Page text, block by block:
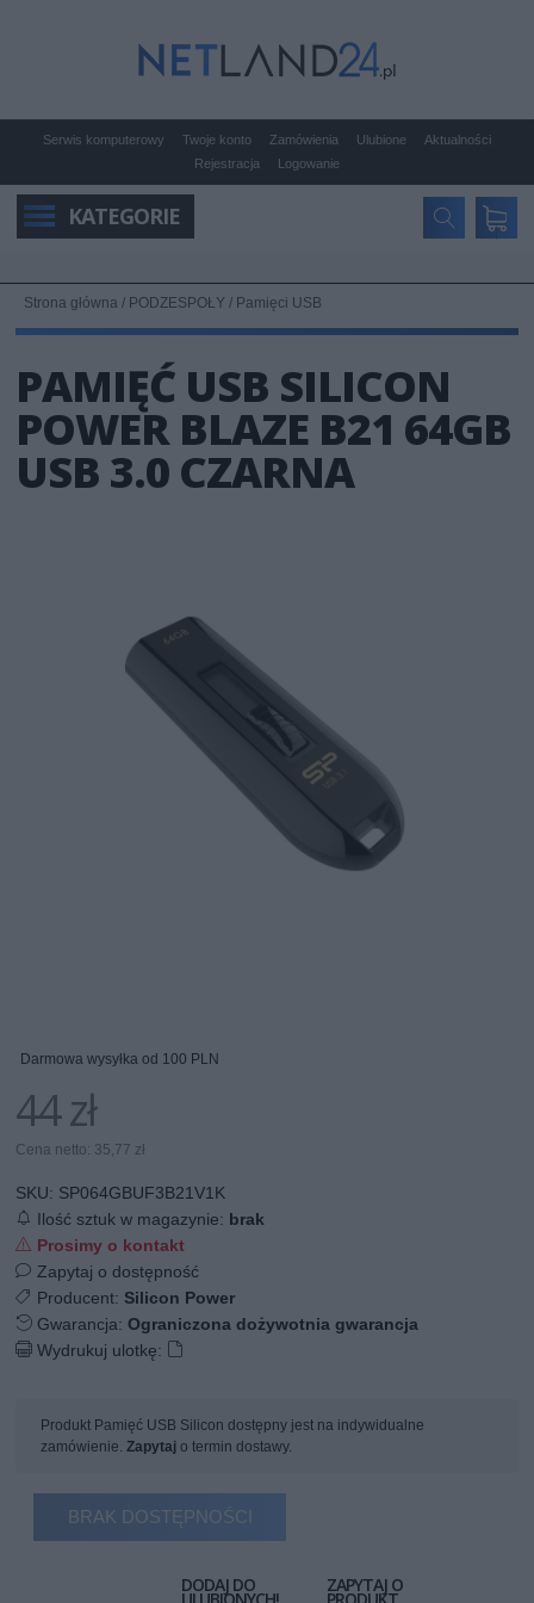
Serwis komputerowy Twoje konto Zamówienia Ulubione
Aktualności
Rejestracja
Logowanie
KATEGORIE
Strona główna / PODZESPOŁY / Pamięci USB
PAMIĘĆ USB SILICON
POWER BLAZE B21 64GB
USB 3.0 CZARNA
Darmowa wysyłka od 100 PLN
44 zł
Cena netto: 35,77 zł
SKU: SP064GBUF3B21V1K
Ilość sztuk w magazynie: brak
Prosimy o kontakt
Zapytaj o dostępność
Producent: Silicon Power
Gwarancja:Ograniczona dożywotnia gwarancja
Wydrukuj ulotkę:
Produkt Pamięć USB Silicon dostępny jest na indywidualne
zamówienie.Zapytaj o termin dostawy.
BRAK DOSTĘPNOŚCI
DODAJ DO ZAPYTAJ O